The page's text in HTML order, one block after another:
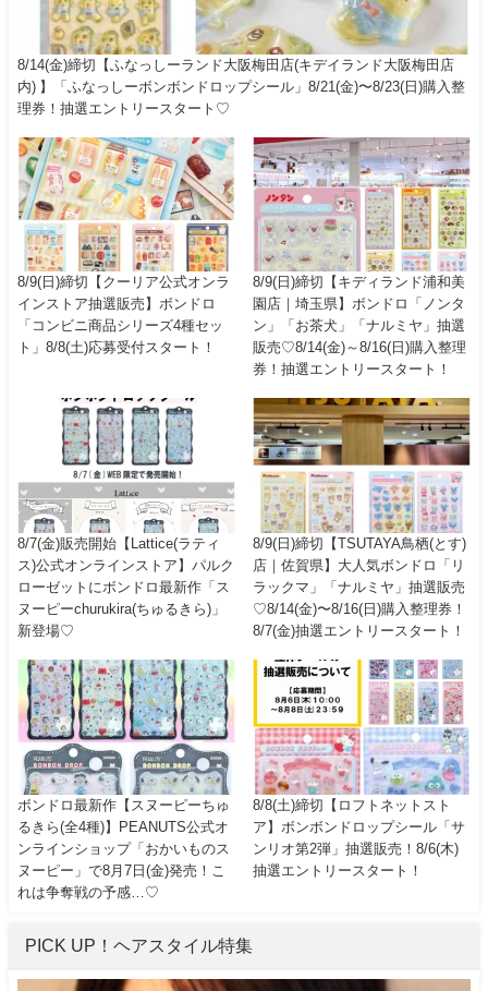
8/14(金)締切【ふなっしーランド大阪梅田店(キデイランド大阪梅田店
内) 】「ふなっしーボンボンドロップシール」8/21(金)〜8/23(日)購入整
理券！抽選エントリースタート♡
8/9(日)締切【クーリア公式オンラ
インストア抽選販売】ボンドロ
「コンビニ商品シリーズ4種セッ
ト」8/8(土)応募受付スタート！
8/9(日)締切【キディランド浦和美
園店｜埼玉県】ボンドロ「ノンタ
ン」「お茶犬」「ナルミヤ」抽選
販売♡8/14(金)～8/16(日)購入整理
券！抽選エントリースタート！
8/7(金)販売開始【Lattice(ラティ
ス)公式オンラインストア】パルク
ローゼットにボンドロ最新作「ス
ヌーピーchurukira(ちゅるきら)」
新登場♡
8/9(日)締切【TSUTAYA鳥栖(とす)
店｜佐賀県】大人気ボンドロ「リ
ラックマ」「ナルミヤ」抽選販売
♡8/14(金)〜8/16(日)購入整理券！
8/7(金)抽選エントリースタート！
ボンドロ最新作【スヌーピーちゅ
るきら(全4種)】PEANUTS公式オ
ンラインショップ「おかいものス
ヌーピー」で8月7日(金)発売！こ
れは争奪戦の予感…♡
8/8(土)締切【ロフトネットスト
ア】ボンボンドロップシール「サ
ンリオ第2弾」抽選販売！8/6(木)
抽選エントリースタート！
PICK UP！ヘアスタイル特集